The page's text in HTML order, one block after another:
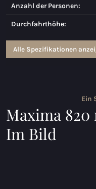
Maxima 920 cabin
Maxima 750 Flying Lounge
Alle Inland modelle
Anzahl der Personen:
Durchfahrthöhe:
Alle Spezifikationen
Ein
Maxima
Im Bild